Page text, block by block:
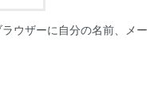
ウザーに自分の名前、メー